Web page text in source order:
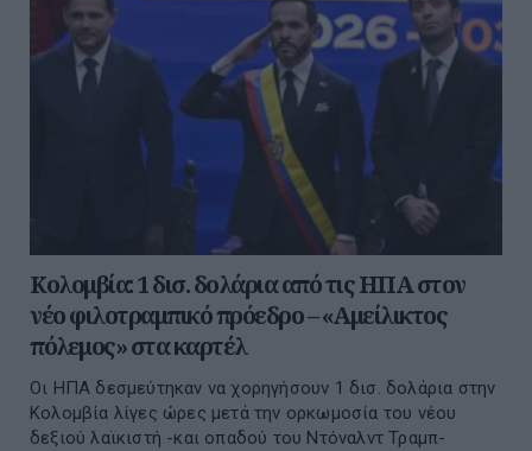
Κολομβία: 1 δισ. δολάρια από τις ΗΠΑ στον
νέο φιλοτραμπικό πρόεδρο – «Αμείλικτος
πόλεμος» στα καρτέλ
Οι ΗΠΑ δεσμεύτηκαν να χορηγήσουν 1 δισ. δολάρια στην
Κολομβία λίγες ώρες μετά την ορκωμοσία του νέου
δεξιού λαϊκιστή -και οπαδού του Ντόναλντ Τραμπ-